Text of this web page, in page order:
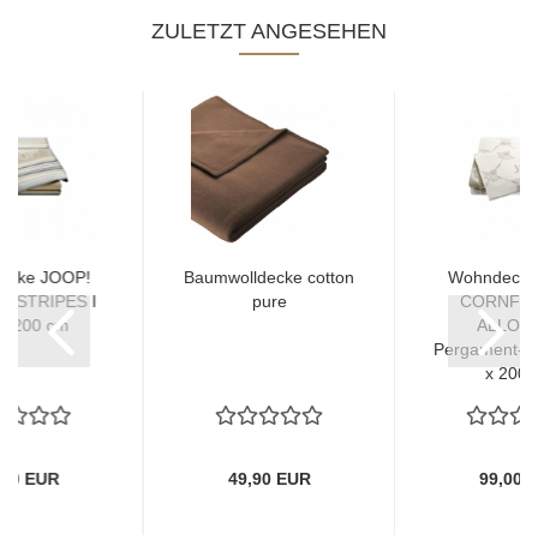
ZULETZT ANGESEHEN
JOOP!
STRIPES I
200 cm
EUR
Baumwolldecke cotton
pure
49,90 EUR
Pergament-
x 200
99,00